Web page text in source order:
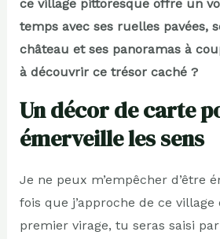
ce village pittoresque offre un
temps avec ses ruelles pavées,
château et ses panoramas à
à découvrir ce trésor caché ?
Un décor de carte
émerveille les sens
Je ne peux m’empêcher d’être
fois que j’approche de ce
premier virage, tu seras saisi